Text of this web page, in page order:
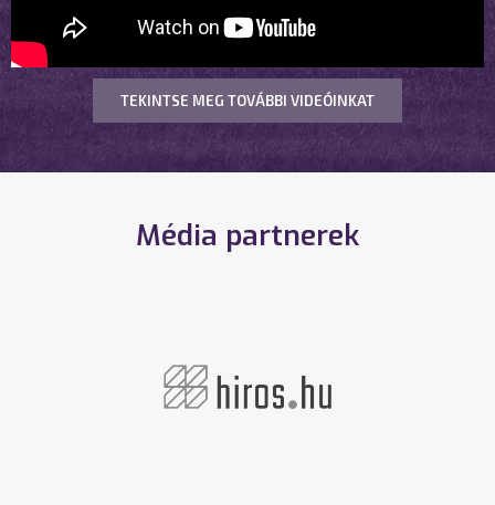
TEKINTSE MEG TOVÁBBI VIDEÓINKAT
Média partnerek